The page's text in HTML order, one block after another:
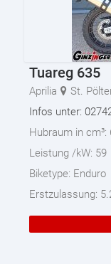
Tuareg 635
Aprilia
St.
Infos unter:
Hubraum in cm³:
Leistung /kW: 59
Biketype: Enduro
Erstzulassung: